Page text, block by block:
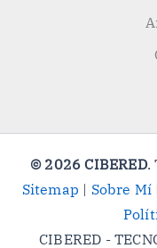
© 2026 CIBERED.
Sitemap | Sobre Mí
CIBERED -